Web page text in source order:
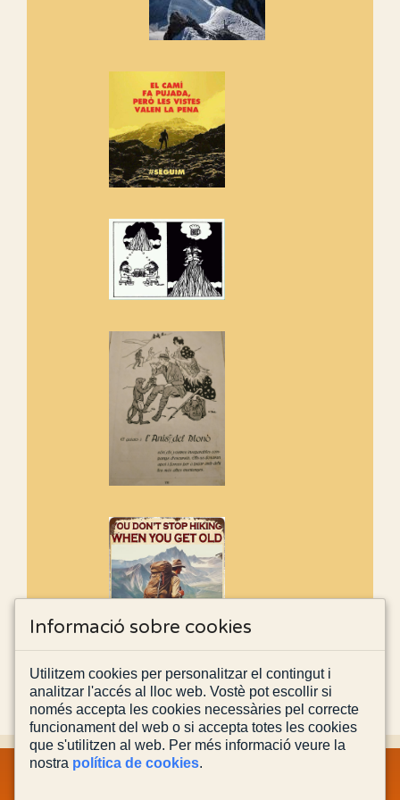
Manifest a favor dels Camins
adhereix-te al manifest!
Rebem un diploma dels
Amics de Sant Aniol d'Aguja
Els Centpeus estem implicats
amb la recuperació del refugi i
Informació sobre cookies
Utilitzem cookies per personalitzar el contingut i
analitzar l'accés al lloc web. Vostè pot escollir si
només accepta les cookies necessàries pel correcte
funcionament del web o si accepta totes les cookies
que s'utilitzen al web. Per més informació veure la
nostra política de cookies.